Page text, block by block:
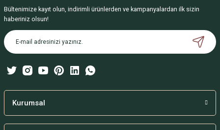
Ürün resmi kalitesiz, bozuk veya görüntülenemiyor.
Ürün açıklamasında eksik bilgiler bulunuyor.
Ürün bilgilerinde hatalar bulunuyor.
Bu ürüne benzer farklı alternatifler olmalı.
Bültenimize kayıt olun, indirimli ürünlerden ve kampanyalardan ilk sizin
haberiniz olsun!
Kurumsal